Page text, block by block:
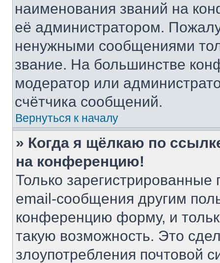
наименования званий на
её администратором.
ненужными сообщениями
звание. На большинстве
модератор или
счётчика сообщений.
Вернуться к началу
» Когда я щёлкаю по
на конференцию!
Только зарегистрированные
email-сообщения другим
конференцию форму, и
такую возможность. Это
злоупотребления почтовой